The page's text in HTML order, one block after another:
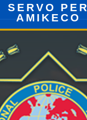
SERVO PER
AMIKECO